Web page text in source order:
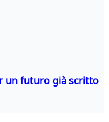
un futuro già scritto